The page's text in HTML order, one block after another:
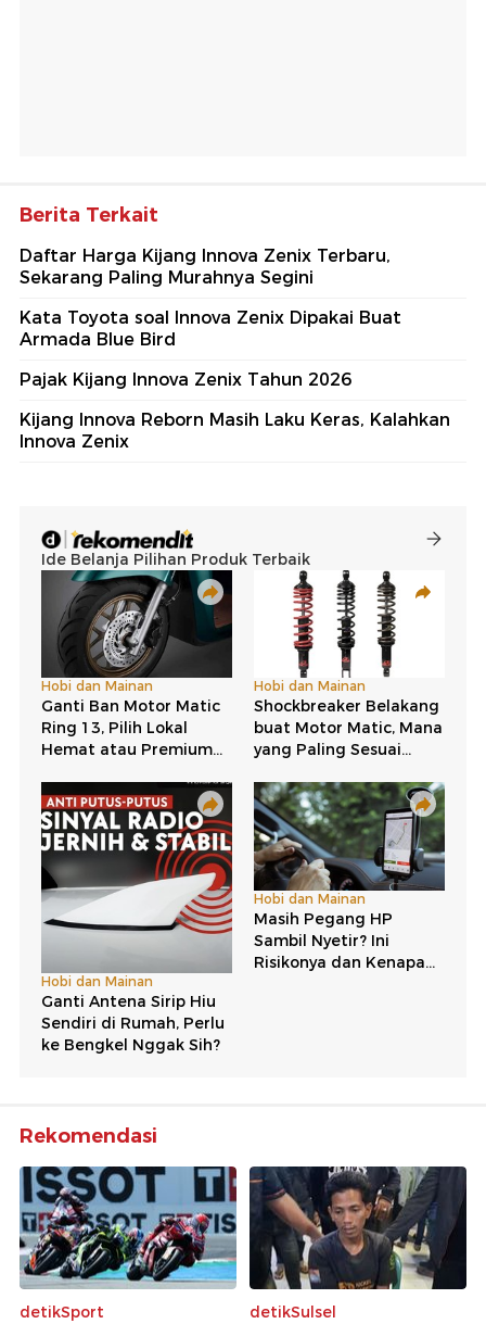
Berita Terkait
Daftar Harga Kijang Innova Zenix Terbaru,
Sekarang Paling Murahnya Segini
Kata Toyota soal Innova Zenix Dipakai Buat
Armada Blue Bird
Pajak Kijang Innova Zenix Tahun 2026
Kijang Innova Reborn Masih Laku Keras, Kalahkan
Innova Zenix
Rekomendasi
detikSport detikSulsel